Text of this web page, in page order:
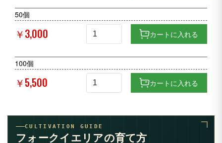
50個
￥3,000 カートに入れる
100個
￥5,500 カートに入れる
CULTIVATION GUIDE
フォークイエリアの育て方